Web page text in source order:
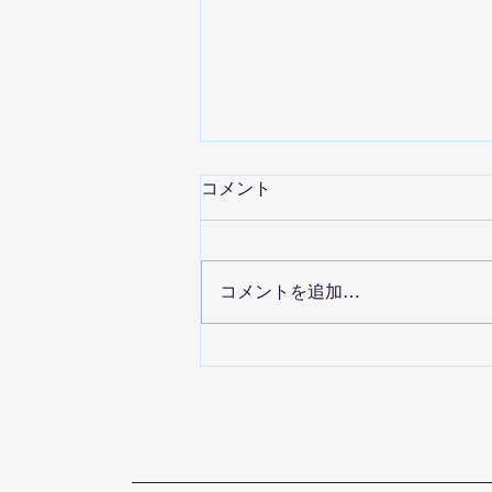
コメント
コメントを追加…